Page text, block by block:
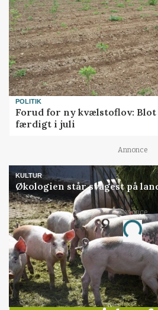
POLITIK
Forud for ny kvælstoflov:
færdigt i juli
Annonce
KULTUR
Økologien står svagest på
Annonce
Loading...
Jobs
i samarbejde